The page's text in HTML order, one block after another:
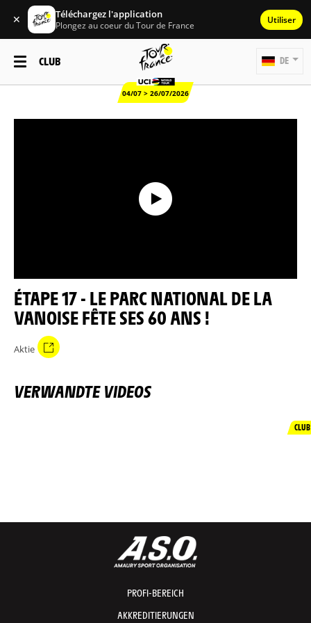
✕ Téléchargez l'application
Plongez au coeur du Tour de France Utiliser
CLUB
04/07 > 26/07/2026
DE
ÉTAPE 17 - LE PARC NATIONAL DE LA
VANOISE FÊTE SES 60 ANS !
Aktie
VERWANDTE VIDEOS
CLUB
PROFI-BEREICH
AKKREDITIERUNGEN